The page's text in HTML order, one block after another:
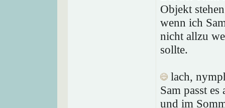
Objekt
wenn ich
nicht allzu
sollte.
lach,
Sam passt
und im